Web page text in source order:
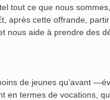
tout ce que nous
après cette offrande,
nous aide à prendre des
de jeunes qu’avant
en termes de vocations,